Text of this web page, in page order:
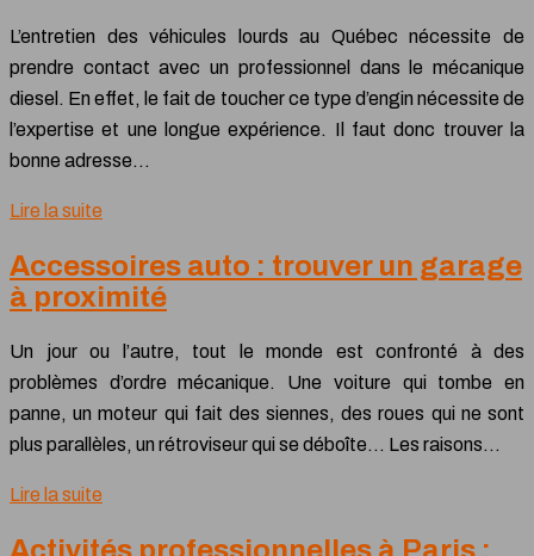
L’entretien des véhicules lourds au Québec nécessite de
prendre contact avec un professionnel dans le mécanique
diesel. En effet, le fait de toucher ce type d’engin nécessite de
l’expertise et une longue expérience. Il faut donc trouver la
bonne adresse…
Lire la suite
Accessoires auto : trouver un garage
à proximité
Un jour ou l’autre, tout le monde est confronté à des
problèmes d’ordre mécanique. Une voiture qui tombe en
panne, un moteur qui fait des siennes, des roues qui ne sont
plus parallèles, un rétroviseur qui se déboîte… Les raisons…
Lire la suite
Activités professionnelles à Paris :